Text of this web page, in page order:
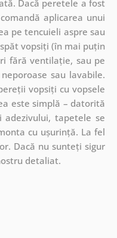
Dacă peretele a fost
aplicarea unui
pe tencuieli aspre sau
vopsiți (în mai puțin
fără ventilație, sau pe
sau lavabile.
vopsiți cu vopsele
este simplă – datorită
tapetele se
cu ușurință. La fel
Dacă nu sunteți sigur
detaliat.